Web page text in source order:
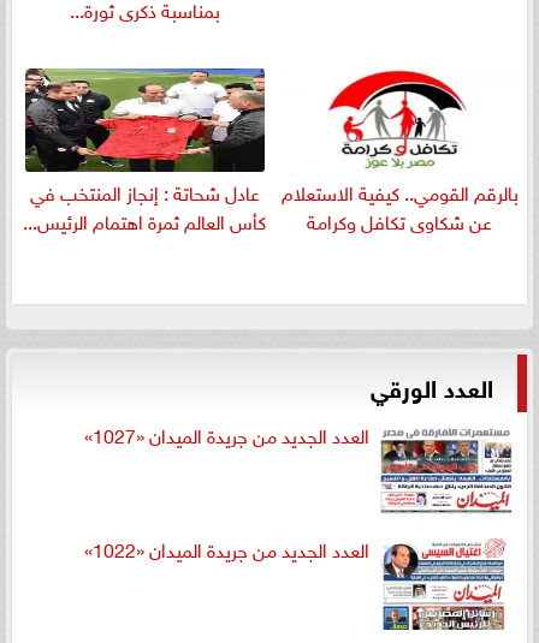
بمناسبة ذكرى ثورة...
بالرقم القومي.. كيفية الاستعلام
عن شكاوى تكافل وكرامة
عادل شحاتة : إنجاز المنتخب في
كأس العالم ثمرة اهتمام الرئيس...
العدد الورقي
العدد الجديد من جريدة الميدان «1027»
العدد الجديد من جريدة الميدان «1022»